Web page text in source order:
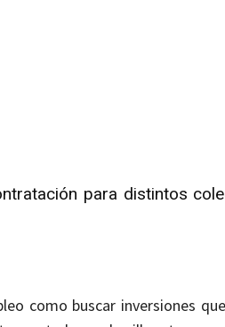
para distintos
como buscar inversiones